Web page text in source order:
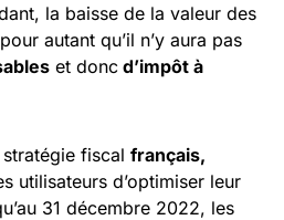
la baisse de la valeur des
autant qu’il n’y aura pas
et donc d’impôt à
fiscal français,
utilisateurs d’optimiser leur
31 décembre 2022, les